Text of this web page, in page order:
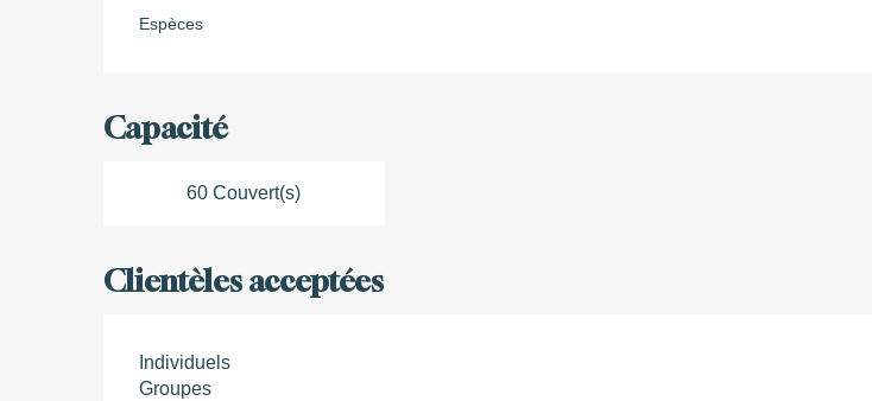
Espèces
Capacité
60 Couvert(s)
Clientèles acceptées
Individuels
Groupes